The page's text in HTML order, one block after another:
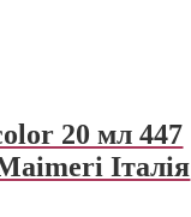
20 мл 447
Італія